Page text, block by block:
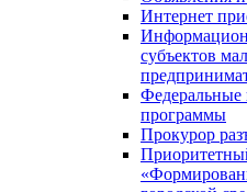
Интернет
субъектов
программы
Прокурор